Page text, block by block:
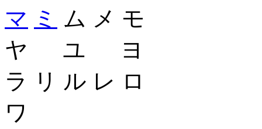
マ ミ ム メ モ
ヤ ユ ヨ
ラ リ ル レ ロ
ワ